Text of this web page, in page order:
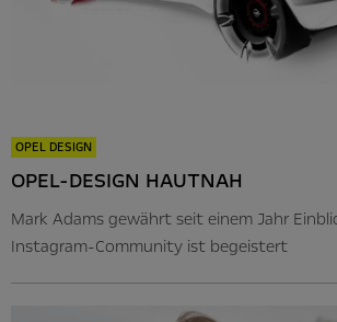
OPEL DESIGN
OPEL-DESIGN HAUTNAH
Mark Adams gewährt seit einem Jahr
Instagram-Community ist begeistert